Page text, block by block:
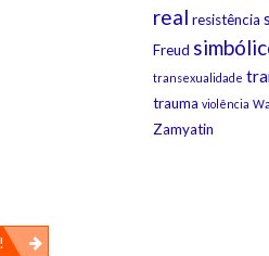
real resistência
Freud
transexualidade
trauma violência
Zamyatin